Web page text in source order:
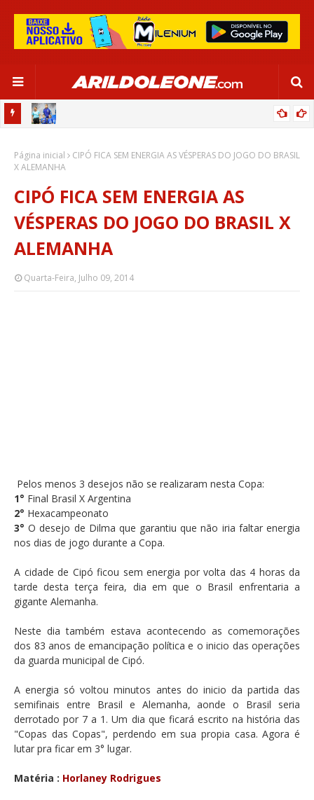
SALVADOR
Página inicial
CIPÓ FICA SEM ENERGIA AS VÉSPERAS DO JOGO DO BRASIL
X ALEMANHA
CIPÓ FICA SEM ENERGIA AS
VÉSPERAS DO JOGO DO BRASIL X
ALEMANHA
Quarta-Feira, Julho 09, 2014
Pelos menos 3 desejos não se realizaram nesta Copa:
1° Final Brasil X Argentina
2° Hexacampeonato
3°O desejo de Dilma que garantiu que não iria faltar energia
nos dias de jogo durante a Copa.
A cidade de Cipó ficou sem energia por volta das 4 horas da
tarde desta terça feira, dia em que o Brasil enfrentaria a
gigante Alemanha.
Neste dia também estava acontecendo as comemorações
dos 83 anos de emancipação política e o inicio das operações
da guarda municipal de Cipó.
A energia só voltou minutos antes do inicio da partida das
semifinais entre Brasil e Alemanha, aonde o Brasil seria
derrotado por 7 a 1. Um dia que ficará escrito na história das
"Copas das Copas", perdendo em sua propia casa. Agora é
lutar pra ficar em 3° lugar.
Matéria : Horlaney Rodrigues